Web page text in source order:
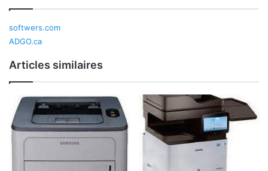
softwers.com
ADGO.ca
Articles similaires